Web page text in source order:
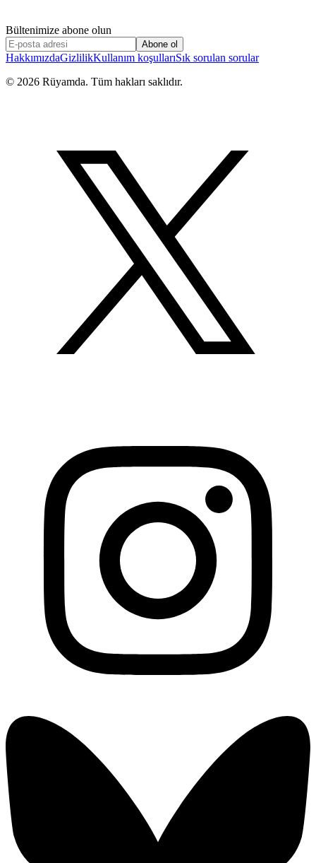
Bültenimize abone olun
Abone ol
HakkımızdaGizlilikKullanım koşullarıSık sorulan sorular
© 2026 Rüyamda. Tüm hakları saklıdır.